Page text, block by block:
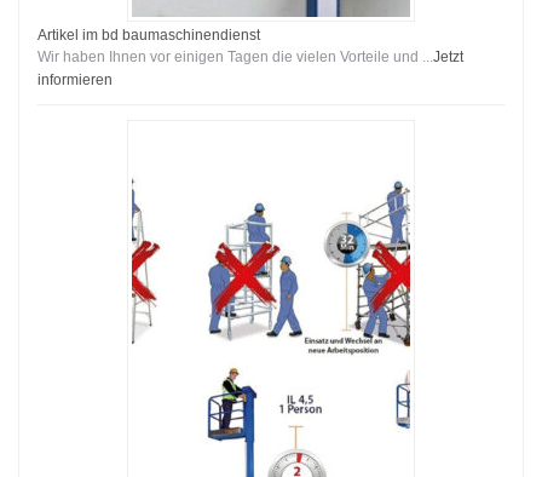
Artikel im bd baumaschinendienst
Wir haben Ihnen vor einigen Tagen die vielen Vorteile und ...Jetzt
informieren